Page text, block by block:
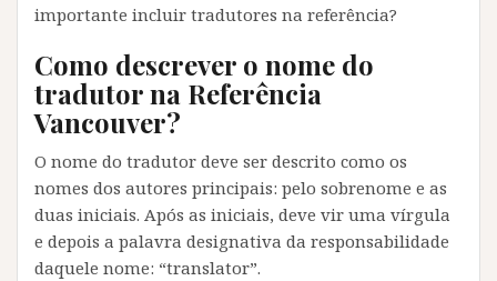
importante incluir tradutores na referência?
Como descrever o nome do
tradutor na Referência
Vancouver?
O nome do tradutor deve ser descrito como os
nomes dos autores principais: pelo sobrenome e as
duas iniciais. Após as iniciais, deve vir uma vírgula
e depois a palavra designativa da responsabilidade
daquele nome: “translator”.